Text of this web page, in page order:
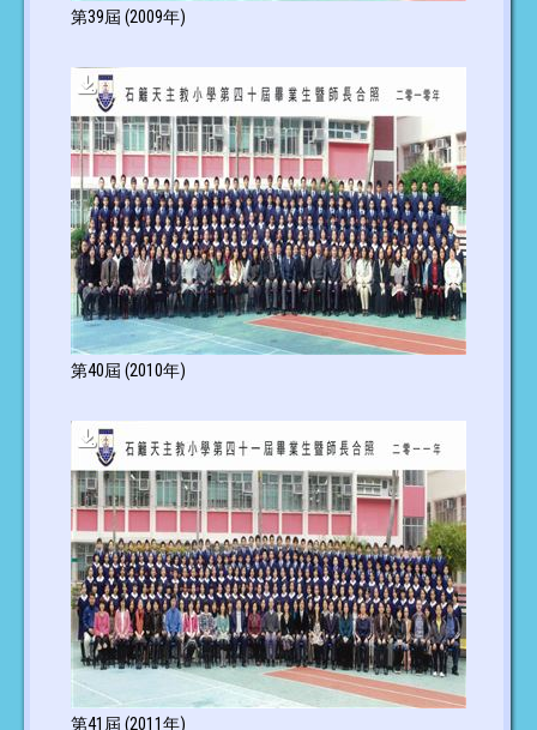
第39屆 (2009年)
第40屆 (2010年)
第41屆 (2011年)